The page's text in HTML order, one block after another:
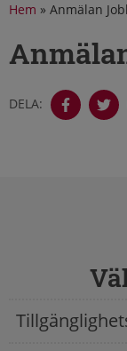
Hem » Anmälan
DELA: